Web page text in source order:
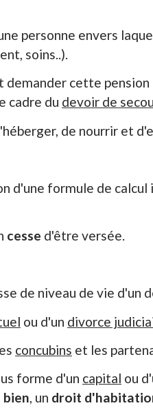
personne envers
soins..).
demander cette
cadre du devoir de
de nourrir et
d'une formule de
cesse d'être versée.
de niveau de vie d'un
ou d'un divorce
concubins et les
forme d'un capital ou
, un droit